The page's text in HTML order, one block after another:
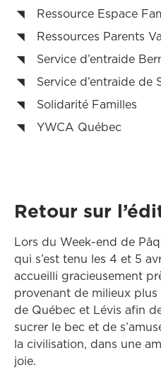
Ressource Espace
Ressources Parents
Service d’entraide
Service d’entraide de
Solidarité Familles
YWCA Québec
Retour sur
Lors du Week-end de
qui s’est tenu les 4 et 5
accueilli gracieusement
provenant de milieux
de Québec et Lévis afin
sucrer le bec et de
la civilisation, dans une
joie.